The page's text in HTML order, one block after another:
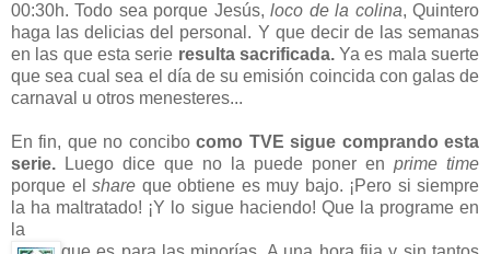
00:30h. Todo sea porque Jesús,loco de la colina, Quintero
haga las delicias del personal. Y que decir de las semanas
en las que esta serie resulta sacrificada.Ya es mala suerte
que sea cual sea el día de su emisión coincida con galas de
carnaval u otros menesteres...
En fin, que no concibocomo TVE sigue comprando esta
serie.
Luego dice que no la puede poner en prime time
porque el share que obtiene es muy bajo. ¡Pero si siempre
la ha maltratado! ¡Y lo sigue haciendo! Que la programe en
la